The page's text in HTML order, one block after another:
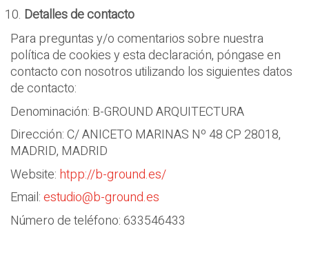
Detalles de contacto
Para preguntas y/o comentarios sobre nuestra
política de cookies y esta declaración, póngase en
contacto con nosotros utilizando los siguientes datos
de contacto:
Denominación: B-GROUND ARQUITECTURA
Dirección: C/ ANICETO MARINAS Nº 48 CP 28018,
MADRID, MADRID
Website: htpp://b-ground.es/
Email:estudio@b-ground.es
Número de teléfono: 633546433